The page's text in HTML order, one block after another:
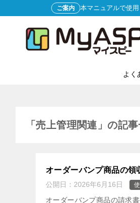
ご案内 本マニュアルで使
よく
「売上管理関連」の記
オーダーバンプ商品の領
公開日： 2026年6月16日
オーダーバンプ商品の請求